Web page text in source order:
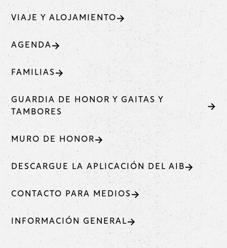
VIAJE Y ALOJAMIENTO
AGENDA
FAMILIAS
GUARDIA DE HONOR Y GAITAS Y
TAMBORES
MURO DE HONOR
DESCARGUE LA APLICACIÓN DEL AIB
CONTACTO PARA MEDIOS
INFORMACIÓN GENERAL